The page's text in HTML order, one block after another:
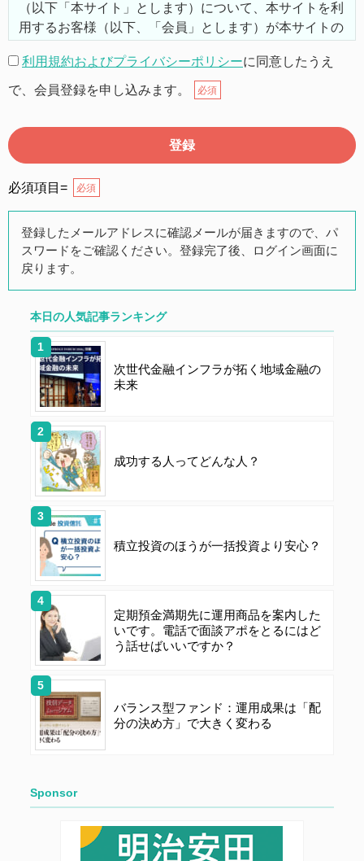
（以下「本サイト」とします）について、本サイトを利
用するお客様（以下、「会員」とします）が本サイトの
「本規約」とします）を定めます。
本規約は本サイトが提供するサービスについて規定した
第３条（会員）
本サイトの会員は、公募投資信託もしくは各種の保険商
品の販売に携わる上記項目に該当していることを条件と
時点で、本会員規約の内容に同意したものとみなしま
す。なお、申込に際し虚偽の内容がある場合や本規約に
違反するおそれがある場合には、当社は会員登録を拒否
もしくは抹消することができます。
第４条（ユーザー名とパスワードの管理）
ユーザー名およびパスワードの利用、管理は会員の自己
責任において行うものとします。会員は、ユーザー名お
よびパスワードの第三者への漏洩、利用許諾、貸与、譲
渡、名義変更、売買、その他の担保に供するなどの行為
をしてはならないものとします。ユーザー名およびパス
ワードの使用によって生じた損害の責任は、会員が負う
ものとし、当社は一切の責任を負わないものとします。
第５条（著作権）
本サイトに掲載された情報、写真、その他の著作物は、
当社もしくは著作物の著作者または著作権者に帰属する
ものとします。会員は、当社著作物について複製、転
用、公衆送信、譲渡、翻案および翻訳などの著作権、商
標権などを侵害する行為を行ってはならないものとしま
当社は、一定の予告期間をもって本サイトのサービス停
利用規約およびプライバシーポリシーに同意したうえ
で、会員登録を申し込みます。 必須
必須項目= 必須
登録したメールアドレスに確認メールが届きますので、パ
スワードをご確認ください。登録完了後、ログイン画面に
戻ります。
本日の人気記事ランキング
次世代金融インフラが拓く地域金融の
未来
成功する人ってどんな人？
積立投資のほうが一括投資より安心？
定期預金満期先に運用商品を案内した
いです。電話で面談アポをとるにはど
う話せばいいですか？
バランス型ファンド：運用成果は「配
分の決め方」で大きく変わる
Sponsor